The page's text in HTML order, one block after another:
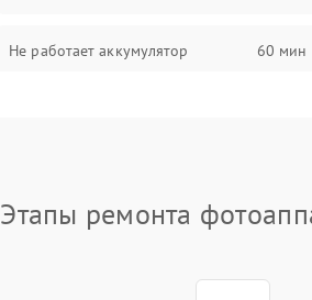
Не работает аккумулятор 60 мин
Этапы ремонта